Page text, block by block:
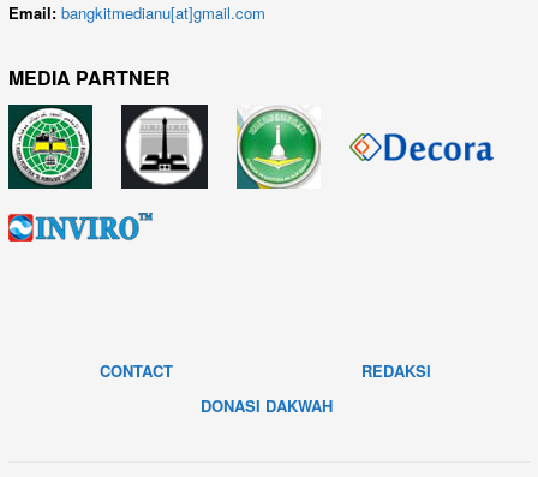
Email: bangkitmedianu[at]gmail.com
MEDIA PARTNER
CONTACT
REDAKSI
DONASI DAKWAH